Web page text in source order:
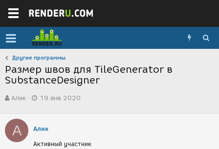
Другие программы
Размер швов для TileGenerator в
SubstanceDesigner
в
о
р
т
е
Алик
а
с
з
19 янв 2020
А Алик
Активный участник